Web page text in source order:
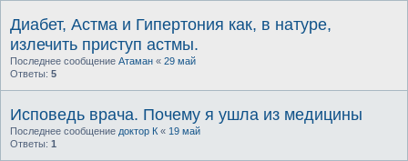
Диабет, Астма и Гипертония как, в натуре,
излечить приступ астмы.
Последнее сообщение Атаман « 29 май
Ответы: 5
Исповедь врача. Почему я ушла из медицины
Последнее сообщение доктор К « 19 май
Ответы: 1